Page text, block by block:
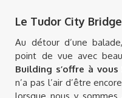
Le Tudor City Bridge
Au détour d’une
point de vue avec
Building s’offre à vous
n’a pas l’air d’être